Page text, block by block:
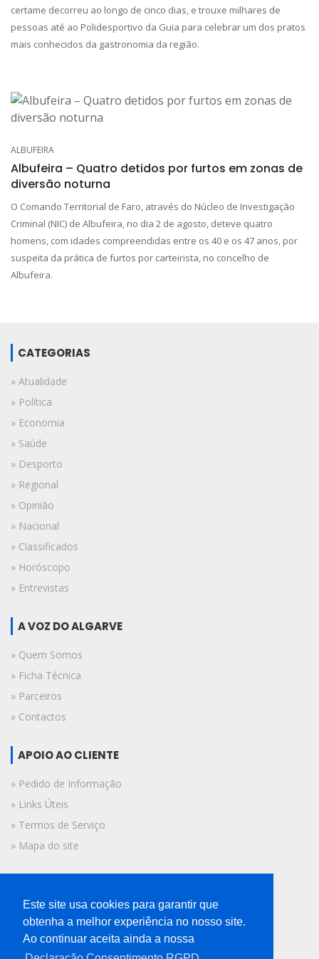
certame decorreu ao longo de cinco dias, e trouxe milhares de
pessoas até ao Polidesportivo da Guia para celebrar um dos pratos
mais conhecidos da gastronomia da região.
ALBUFEIRA
Albufeira – Quatro detidos por furtos em zonas de
diversão noturna
O Comando Territorial de Faro, através do Núcleo de Investigação
Criminal (NIC) de Albufeira, no dia 2 de agosto, deteve quatro
homens, com idades compreendidas entre os 40 e os 47 anos, por
suspeita da prática de furtos por carteirista, no concelho de
Albufeira.
CATEGORIAS
» Atualidade
» Política
» Economia
» Saúde
» Desporto
» Regional
» Opinião
» Nacional
» Classificados
» Horóscopo
» Entrevistas
A VOZ DO ALGARVE
» Quem Somos
» Ficha Técnica
» Parceiros
» Contactos
APOIO AO CLIENTE
» Pedido de Informação
» Links Úteis
» Termos de Serviço
» Mapa do site
© 2019 A Voz do Algarve.
Todos os direitos reservados.
Este site usa cookies para garantir que
obtenha a melhor experiência no nosso site.
Ao continuar aceita ainda a nossa